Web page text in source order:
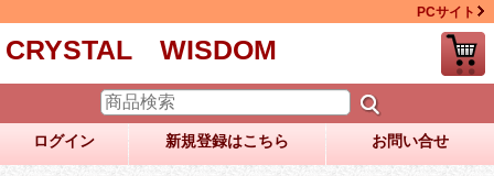
PCサイト
CRYSTAL WISDOM
ログイン 新規登録はこちら お問い合せ